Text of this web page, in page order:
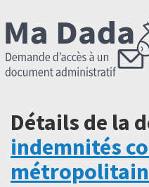
Détails de la
indemnités